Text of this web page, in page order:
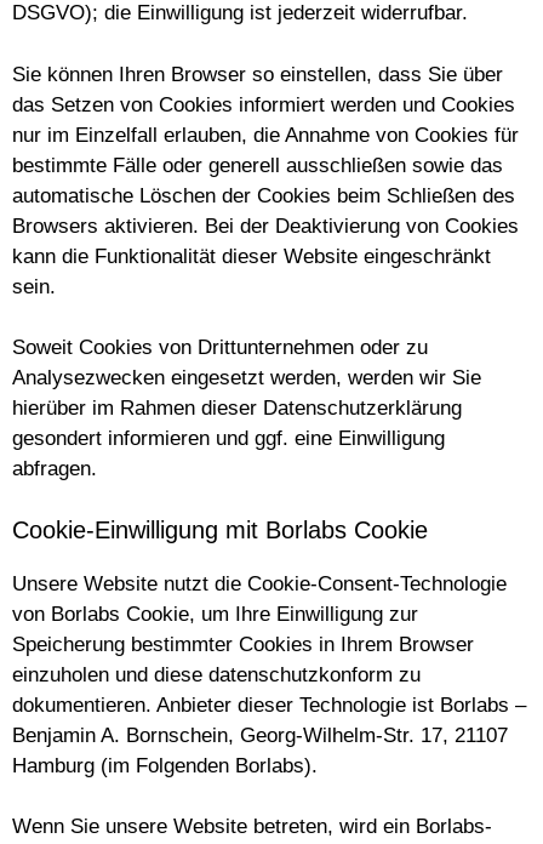
DSGVO); die Einwilligung ist jederzeit widerrufbar.
Sie können Ihren Browser so einstellen, dass Sie über
das Setzen von Cookies informiert werden und Cookies
nur im Einzelfall erlauben, die Annahme von Cookies für
bestimmte Fälle oder generell ausschließen sowie das
automatische Löschen der Cookies beim Schließen des
Browsers aktivieren. Bei der Deaktivierung von Cookies
kann die Funktionalität dieser Website eingeschränkt
sein.
Soweit Cookies von Drittunternehmen oder zu
Analysezwecken eingesetzt werden, werden wir Sie
hierüber im Rahmen dieser Datenschutzerklärung
gesondert informieren und ggf. eine Einwilligung
abfragen.
Cookie-Einwilligung mit Borlabs Cookie
Unsere Website nutzt die Cookie-Consent-Technologie
von Borlabs Cookie, um Ihre Einwilligung zur
Speicherung bestimmter Cookies in Ihrem Browser
einzuholen und diese datenschutzkonform zu
dokumentieren. Anbieter dieser Technologie ist Borlabs –
Benjamin A. Bornschein, Georg-Wilhelm-Str. 17, 21107
Hamburg (im Folgenden Borlabs).
Wenn Sie unsere Website betreten, wird ein Borlabs-